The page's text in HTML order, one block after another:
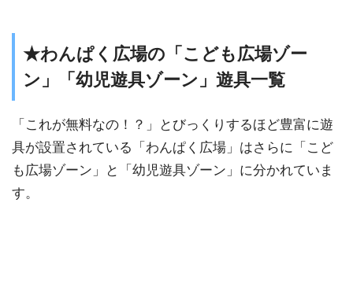
★わんぱく広場の「こども広場ゾー
ン」「幼児遊具ゾーン」遊具一覧
「これが無料なの！？」とびっくりするほど豊富に遊
具が設置されている「わんぱく広場」はさらに「こど
も広場ゾーン」と「幼児遊具ゾーン」に分かれていま
す。